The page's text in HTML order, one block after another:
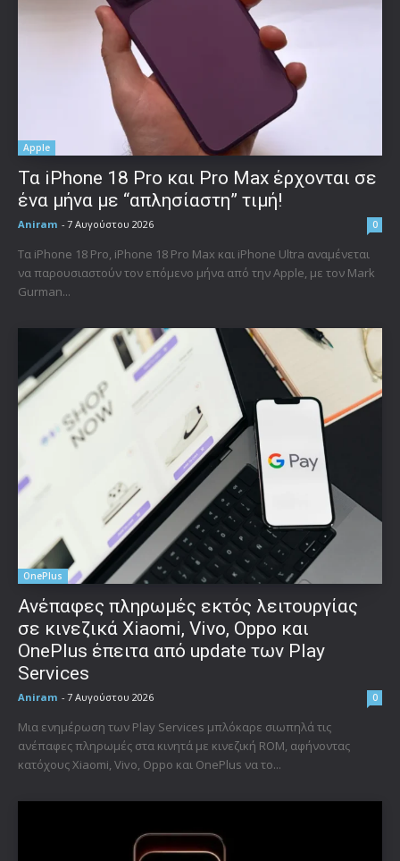
Apple
Τα iPhone 18 Pro και Pro Max έρχονται σε
ένα μήνα με “απλησίαστη” τιμή!
Aniram - 7 Αυγούστου 2026 0
Τα iPhone 18 Pro, iPhone 18 Pro Max και iPhone Ultra αναμένεται
να παρουσιαστούν τον επόμενο μήνα από την Apple, με τον Mark
Gurman...
OnePlus
Ανέπαφες πληρωμές εκτός λειτουργίας
σε κινεζικά Xiaomi, Vivo, Oppo και
OnePlus έπειτα από update των Play
Services
Aniram - 7 Αυγούστου 2026 0
Μια ενημέρωση των Play Services μπλόκαρε σιωπηλά τις
ανέπαφες πληρωμές στα κινητά με κινεζική ROM, αφήνοντας
κατόχους Xiaomi, Vivo, Oppo και OnePlus να το...